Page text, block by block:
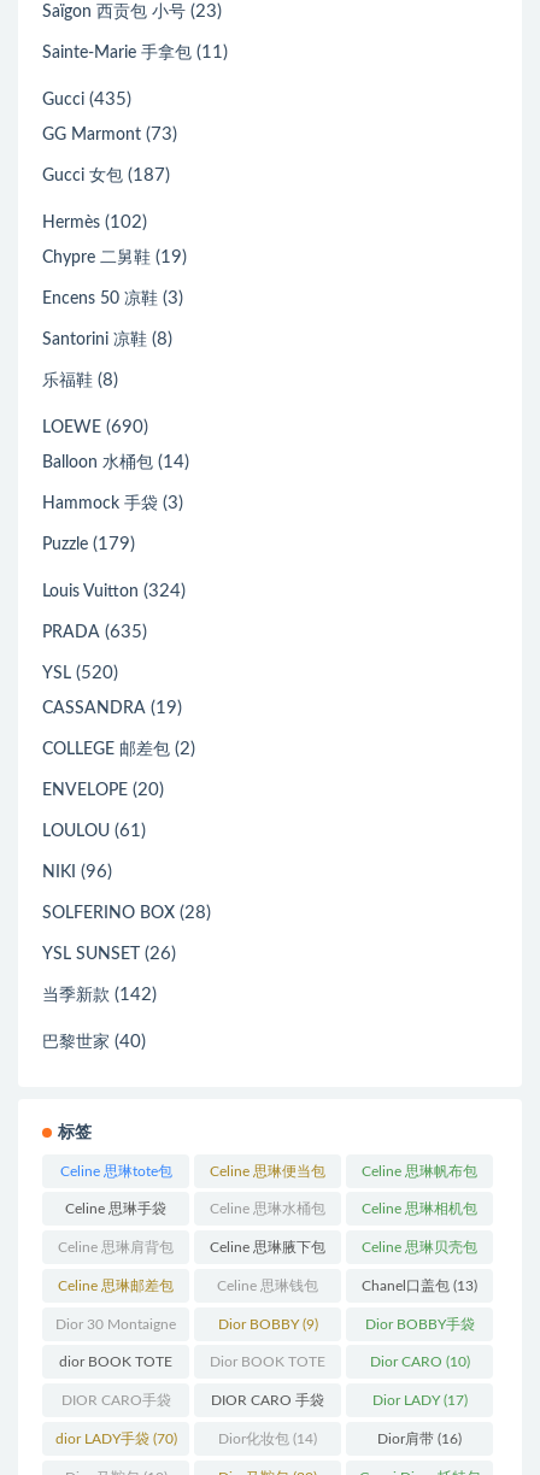
Saïgon 西贡包 小号 (23)
Sainte-Marie 手拿包 (11)
Gucci (435)
GG Marmont (73)
Gucci 女包 (187)
Hermès (102)
Chypre 二舅鞋 (19)
Encens 50 凉鞋 (3)
Santorini 凉鞋 (8)
乐福鞋 (8)
LOEWE (690)
Balloon 水桶包 (14)
Hammock 手袋 (3)
Puzzle (179)
Louis Vuitton (324)
PRADA (635)
YSL (520)
CASSANDRA (19)
COLLEGE 邮差包 (2)
ENVELOPE (20)
LOULOU (61)
NIKI (96)
SOLFERINO BOX (28)
YSL SUNSET (26)
当季新款 (142)
巴黎世家 (40)
标签
Celine 思琳tote包
(23)
Celine 思琳便当包
(14)
Celine 思琳帆布包
(18)
Celine 思琳手袋
(250)
Celine 思琳水桶包
(55)
Celine 思琳相机包
(11)
Celine 思琳肩背包
(12)
Celine 思琳腋下包
(10)
Celine 思琳贝壳包
(12)
Celine 思琳邮差包
(13)
Celine 思琳钱包
(10)
Chanel口盖包 (13)
Dior 30 Montaigne
蒙田(31)
Dior BOBBY(9) Dior BOBBY手袋
(26)
dior BOOK TOTE
(12)
Dior BOOK TOTE
手袋(163)
Dior CARO (10)
DIOR CARO手袋
(11)
DIOR CARO 手袋
(31)
Dior LADY(17)
dior LADY手袋(70) Dior化妆包 (14) Dior肩带 (16)